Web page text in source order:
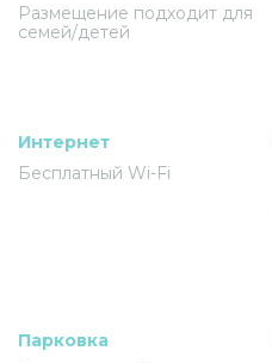
Размещение подходит для
семей/детей
Интернет
Бесплатный Wi-Fi
Парковка